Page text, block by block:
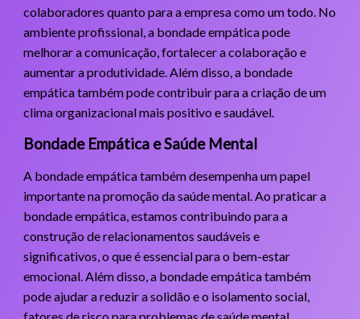
colaboradores quanto para a empresa como um todo. No
ambiente profissional, a bondade empática pode
melhorar a comunicação, fortalecer a colaboração e
aumentar a produtividade. Além disso, a bondade
empática também pode contribuir para a criação de um
clima organizacional mais positivo e saudável.
Bondade Empática e Saúde Mental
A bondade empática também desempenha um papel
importante na promoção da saúde mental. Ao praticar a
bondade empática, estamos contribuindo para a
construção de relacionamentos saudáveis e
significativos, o que é essencial para o bem-estar
emocional. Além disso, a bondade empática também
pode ajudar a reduzir a solidão e o isolamento social,